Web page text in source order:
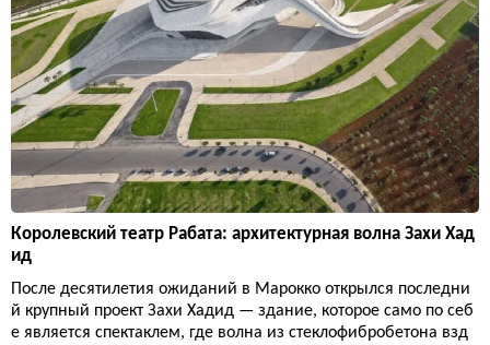
Королевский театр Рабата: архитектурная волна Захи Хад
ид
После десятилетия ожиданий в Марокко открылся последни
й крупный проект Захи Хадид — здание, которое само по себ
е является спектаклем, где волна из стеклофибробетона взд